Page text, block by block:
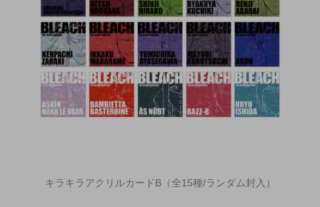
キラキラアクリルカードB（全15種/ランダム封入）